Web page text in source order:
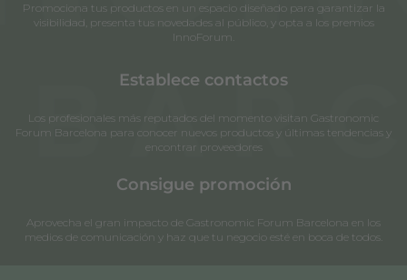
Promociona tus productos en un espacio diseñado para garantizar la
visibilidad, presenta tus novedades al público, y opta a los premios
InnoForum.
Establece contactos
Los profesionales más reputados del momento visitan Gastronomic
Forum Barcelona para conocer nuevos productos y últimas tendencias y
encontrar proveedores
Consigue promoción
Aprovecha el gran impacto de Gastronomic Forum Barcelona en los
medios de comunicación y haz que tu negocio esté en boca de todos.